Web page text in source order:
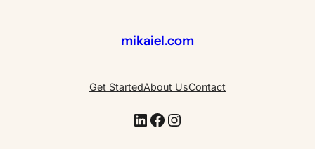
mikaiel.com
Get StartedAbout UsContact
LinkedIn Facebook Instagram